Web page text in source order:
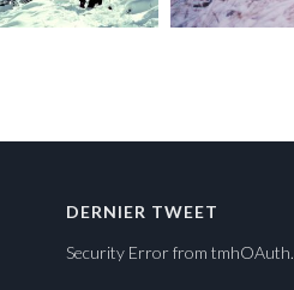
DERNIER TWEET
Security Error from tmhOAuth.